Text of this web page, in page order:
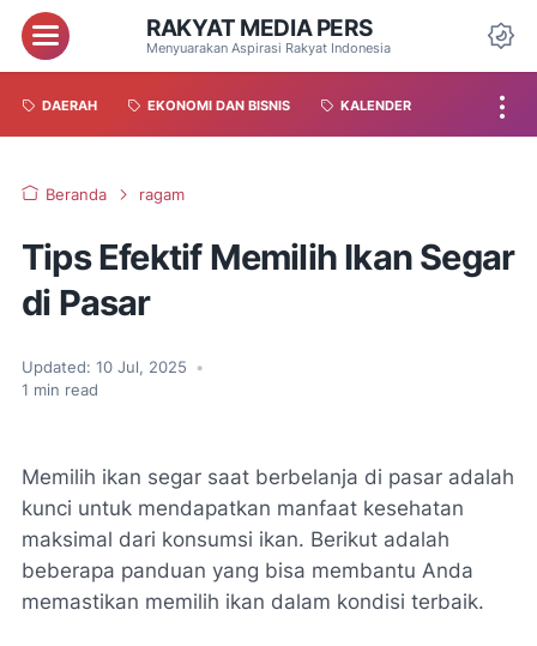
RAKYAT MEDIA PERS
Menyuarakan Aspirasi Rakyat Indonesia
DAERAH EKONOMI DAN BISNIS KALENDER
Beranda ragam
Tips Efektif Memilih Ikan Segar
di Pasar
Updated: 10 Jul, 2025
•
1 min read
Memilih ikan segar saat berbelanja di pasar adalah
kunci untuk mendapatkan manfaat kesehatan
maksimal dari konsumsi ikan. Berikut adalah
beberapa panduan yang bisa membantu Anda
memastikan memilih ikan dalam kondisi terbaik.